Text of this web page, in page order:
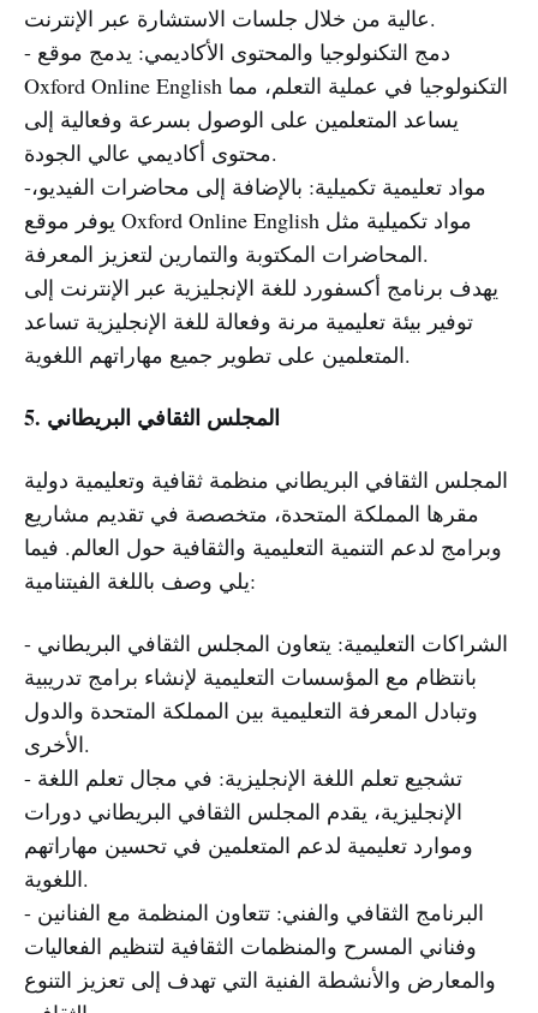
عالية من خلال جلسات الاستشارة عبر الإنترنت.
- دمج التكنولوجيا والمحتوى الأكاديمي: يدمج موقع
Oxford Online English التكنولوجيا في عملية التعلم، مما
يساعد المتعلمين على الوصول بسرعة وفعالية إلى
محتوى أكاديمي عالي الجودة.
-مواد تعليمية تكميلية: بالإضافة إلى محاضرات الفيديو،
يوفر موقع Oxford Online English مواد تكميلية مثل
المحاضرات المكتوبة والتمارين لتعزيز المعرفة.
يهدف برنامج أكسفورد للغة الإنجليزية عبر الإنترنت إلى
توفير بيئة تعليمية مرنة وفعالة للغة الإنجليزية تساعد
المتعلمين على تطوير جميع مهاراتهم اللغوية.
5. المجلس الثقافي البريطاني
المجلس الثقافي البريطاني منظمة ثقافية وتعليمية دولية
مقرها المملكة المتحدة، متخصصة في تقديم مشاريع
وبرامج لدعم التنمية التعليمية والثقافية حول العالم. فيما
يلي وصف باللغة الفيتنامية:
- الشراكات التعليمية: يتعاون المجلس الثقافي البريطاني
بانتظام مع المؤسسات التعليمية لإنشاء برامج تدريبية
وتبادل المعرفة التعليمية بين المملكة المتحدة والدول
الأخرى.
- تشجيع تعلم اللغة الإنجليزية: في مجال تعلم اللغة
الإنجليزية، يقدم المجلس الثقافي البريطاني دورات
وموارد تعليمية لدعم المتعلمين في تحسين مهاراتهم
اللغوية.
- البرنامج الثقافي والفني: تتعاون المنظمة مع الفنانين
وفناني المسرح والمنظمات الثقافية لتنظيم الفعاليات
والمعارض والأنشطة الفنية التي تهدف إلى تعزيز التنوع